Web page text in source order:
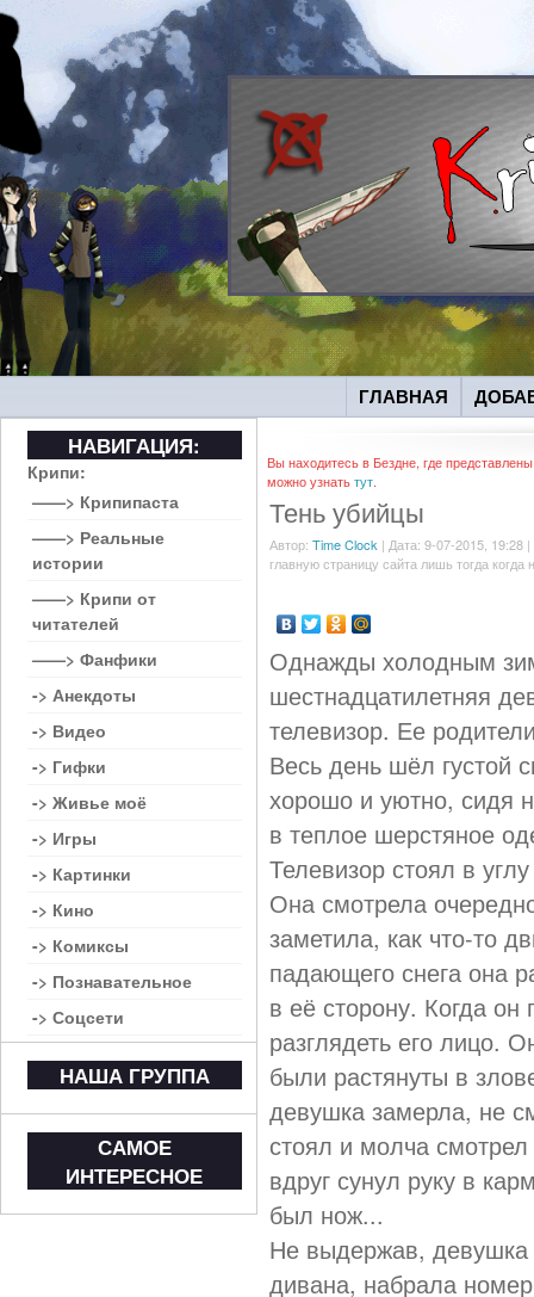
ГЛАВНАЯ
Вы находитесь в Бездне, где
можно узнатьтут.
Тень убийцы
Автор: Time Clock | Дата: 9-07-2015, 19:28 |
главную страницу сайта лишь тогда
Однажды холодным
шестнадцатилетняя
телевизор. Ее
Весь день шёл густой
хорошо и уютно, сидя
в теплое шерстяное
Телевизор стоял в
Она смотрела
заметила, как что-то
падающего снега она
в её сторону. Когда
разглядеть его лицо.
были растянуты в
девушка замерла, не
стоял и молча
вдруг сунул руку в
был нож...
Не выдержав, девушка
дивана, набрала
НАВИГАЦИЯ:
Крипи:
——> Крипипаста
——> Реальные
истории
——> Крипи от
читателей
——> Фанфики
-> Анекдоты
-> Видео
-> Гифки
-> Живье моё
-> Игры
-> Картинки
-> Кино
-> Комиксы
-> Познавательное
-> Соцсети
НАША ГРУППА
САМОЕ
ИНТЕРЕСНОЕ